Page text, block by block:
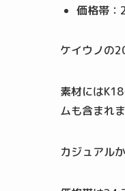
価格帯：
ケイウノの
素材には
ムも含まれま
カジュアル